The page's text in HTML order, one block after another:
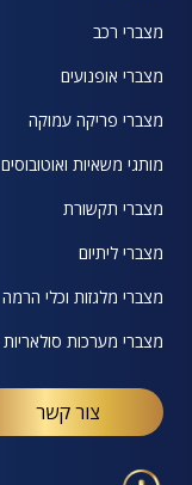
מצברי רכב
מצברי אופנועים
מצברי פריקה עמוקה
מותגי משאיות ואוטובוסים
מצברי תקשורת
מצברי ליתיום
מצברי מלגזות וכלי הרמה
מצברי מערכות
צור קשר